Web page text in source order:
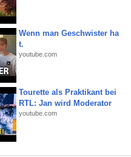
Wenn man Geschwister ha
t.
youtube.com
Tourette als Praktikant bei
RTL: Jan wird Moderator
youtube.com